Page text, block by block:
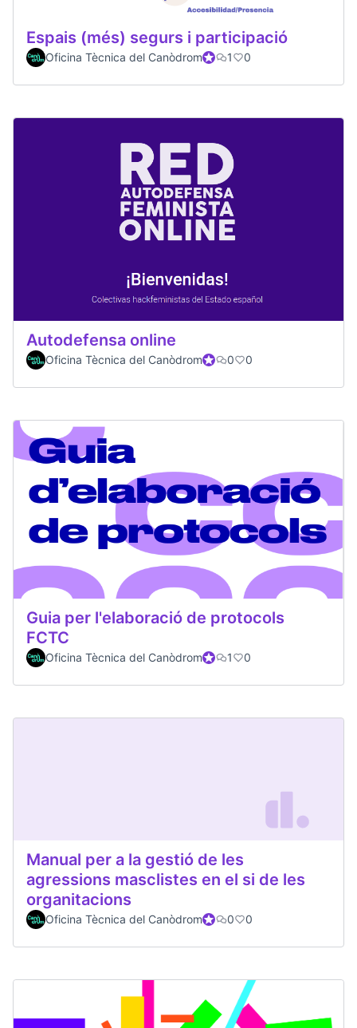
Espais (més) segurs i participació
Oficina Tècnica del CanòdromParticipante oficial
1 0
Autodefensa online
Oficina Tècnica del CanòdromParticipante oficial
0 0
Guia per l'elaboració de protocols
FCTC
Oficina Tècnica del CanòdromParticipante oficial
1 0
Manual per a la gestió de les
agressions masclistes en el si de les
organitacions
Oficina Tècnica del CanòdromParticipante oficial
0 0